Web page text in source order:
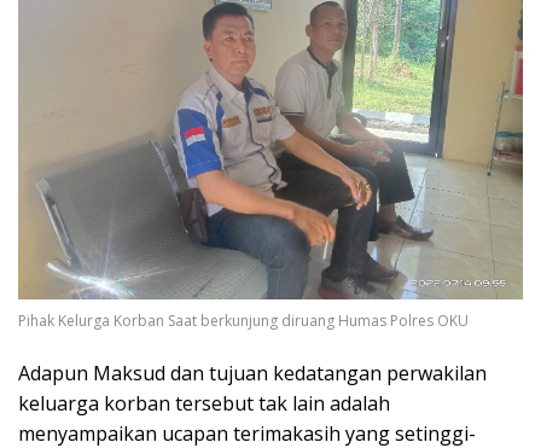
Pihak Kelurga Korban Saat berkunjung diruang Humas Polres OKU
Adapun Maksud dan tujuan kedatangan perwakilan
keluarga korban tersebut tak lain adalah
menyampaikan ucapan terimakasih yang setinggi-